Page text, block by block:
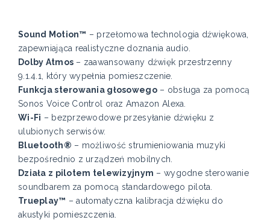
Sound Motion™ – przełomowa technologia dźwiękowa,
zapewniająca realistyczne doznania audio.
Dolby Atmos – zaawansowany dźwięk przestrzenny
9.1.4.1, który wypełnia pomieszczenie.
Funkcja sterowania głosowego– obsługa za pomocą
Sonos Voice Control oraz Amazon Alexa.
Wi-Fi – bezprzewodowe przesyłanie dźwięku z
ulubionych serwisów.
Bluetooth® – możliwość strumieniowania muzyki
bezpośrednio z urządzeń mobilnych.
Działa z pilotem telewizyjnym – wygodne sterowanie
soundbarem za pomocą standardowego pilota.
Trueplay™ – automatyczna kalibracja dźwięku do
akustyki pomieszczenia.